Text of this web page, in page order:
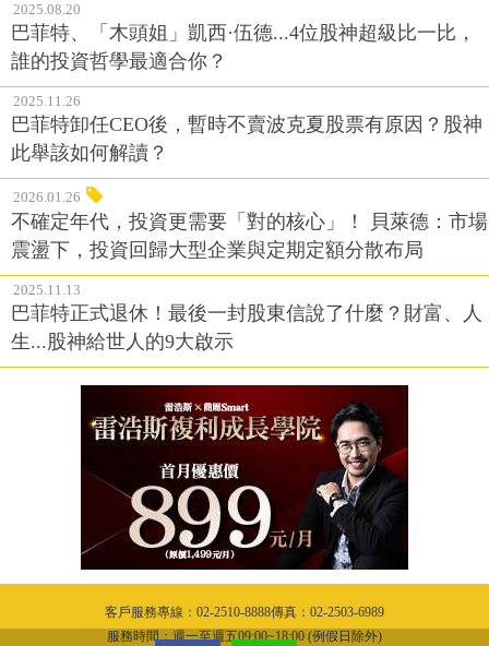
2025.08.20
巴菲特、「木頭姐」凱西·伍德...4位股神超級比一比，
誰的投資哲學最適合你？
2025.11.26
巴菲特卸任CEO後，暫時不賣波克夏股票有原因？股神
此舉該如何解讀？
2026.01.26
不確定年代，投資更需要「對的核心」！ 貝萊德：市場
震盪下，投資回歸大型企業與定期定額分散布局
2025.11.13
巴菲特正式退休！最後一封股東信說了什麼？財富、人
生...股神給世人的9大啟示
客戶服務專線：02-2510-8888傳真：02-2503-6989
服務時間：週一至週五09:00~18:00 (例假日除外)